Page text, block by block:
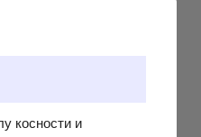
косности и